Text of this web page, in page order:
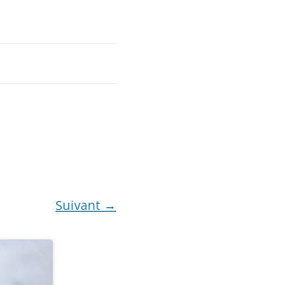
Suivant →